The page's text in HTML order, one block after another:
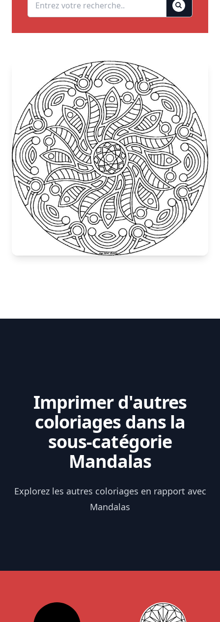
Imprimer d'autres
coloriages dans la
sous-catégorie
Mandalas
Explorez les autres coloriages en rapport avec
Mandalas